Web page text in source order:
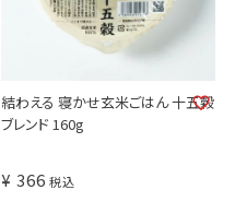
結わえる 寝かせ玄米ごはん 十五穀
ブレンド 160g
¥ 366 税込